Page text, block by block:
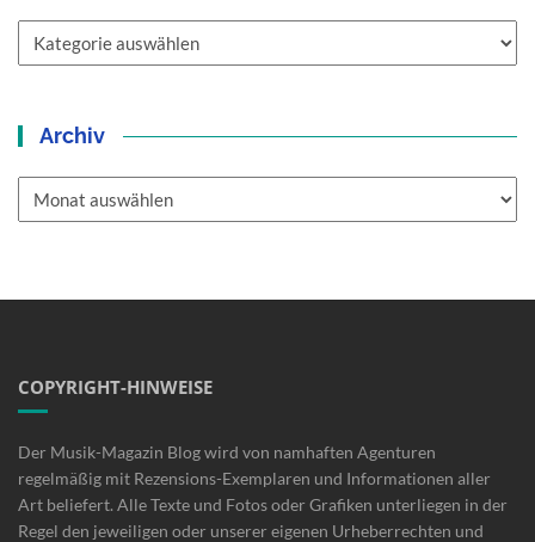
Archiv
COPYRIGHT-HINWEISE
Der Musik-Magazin Blog wird von namhaften Agenturen
regelmäßig mit Rezensions-Exemplaren und Informationen aller
Art beliefert. Alle Texte und Fotos oder Grafiken unterliegen in der
Regel den jeweiligen oder unserer eigenen Urheberrechten und